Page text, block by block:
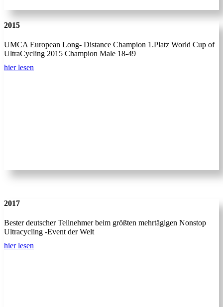
2015
UMCA European Long- Distance Champion 1.Platz World Cup of
UltraCycling 2015 Champion Male 18-49
hier lesen
2017
Bester deutscher Teilnehmer beim größten mehrtägigen Nonstop
Ultracycling -Event der Welt
hier lesen